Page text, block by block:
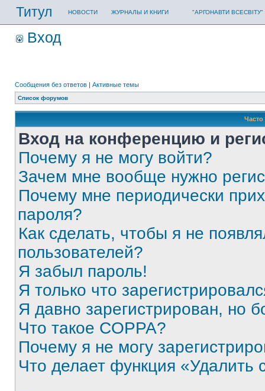
Титул НОВОСТИ ЖУРНАЛЫ И КНИГИ "АРГОНАВТИ ВСЕСВІТУ"
Вход
Сообщения без ответов | Активные темы
Список форумов
Вход на конференцию и
Почему я не могу войти?
Зачем мне вообще нужно
Почему мне периодически
пароля?
Как сделать, чтобы я не
пользователей?
Я забыл пароль!
Я только что
Я давно зарегистрирован, но
Что такое COPPA?
Почему я не могу
Что делает функция «Удалить